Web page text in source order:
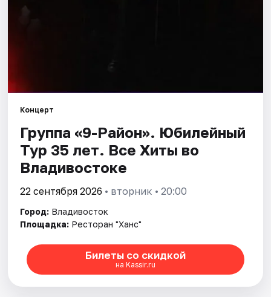
Концерт
Группа «9-Район». Юбилейный
Тур 35 лет. Все Хиты во
Владивостоке
22 сентября 2026 • вторник • 20:00
Город: Владивосток
Площадка: Ресторан "Ханс"
Билеты со скидкой
на Kassir.ru